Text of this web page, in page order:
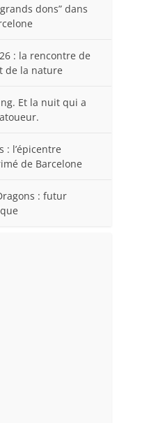
dons” dans
: la rencontre de
de la nature
Et la nuit qui a
: l’épicentre
de Barcelone
: futur